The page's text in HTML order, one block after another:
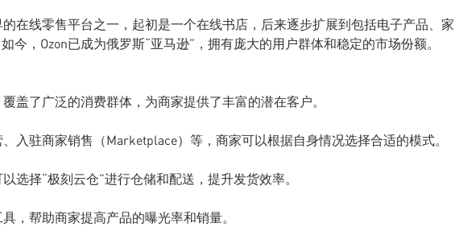
的在线零售平台之一，起初是一个在线书店，后来逐步扩展到包括电子产品、家
今，Ozon已成为俄罗斯“亚马逊”，拥有庞大的用户群体和稳定的市场份额。
盖了广泛的消费群体，为商家提供了丰富的潜在客户。
入驻商家销售（Marketplace）等，商家可以根据自身情况选择合适的模式。
选择“极刻云仓”进行仓储和配送，提升发货效率。
，帮助商家提高产品的曝光率和销量。